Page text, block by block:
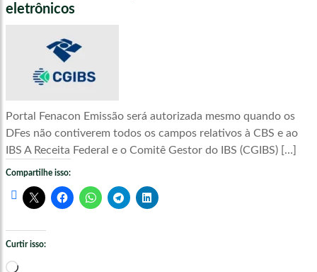
eletrônicos
Portal Fenacon Emissão será autorizada mesmo quando os
DFes não contiverem todos os campos relativos à CBS e ao
IBS A Receita Federal e o Comitê Gestor do IBS (CGIBS) […]
Compartilhe isso:
Curtir isso:
Carregando...